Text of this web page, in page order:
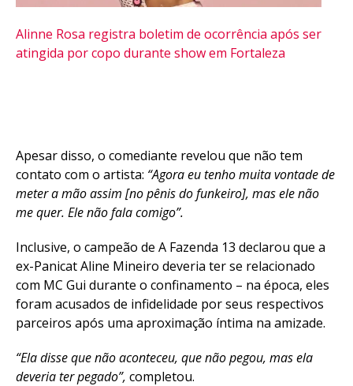
Alinne Rosa registra boletim de ocorrência após ser
atingida por copo durante show em Fortaleza
Apesar disso, o comediante revelou que não tem
contato com o artista: “Agora eu tenho muita vontade de
meter a mão assim [no pênis do funkeiro], mas ele não
me quer. Ele não fala comigo”.
Inclusive, o campeão de A Fazenda 13 declarou que a
ex-Panicat Aline Mineiro deveria ter se relacionado
com MC Gui durante o confinamento – na época, eles
foram acusados de infidelidade por seus respectivos
parceiros após uma aproximação íntima na amizade.
“Ela disse que não aconteceu, que não pegou, mas ela
deveria ter pegado”, completou.